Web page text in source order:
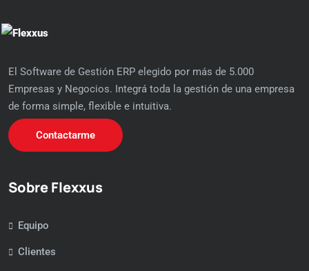
El Software de Gestión ERP elegido por más de 5.000
Empresas y Negocios. Integrá toda la gestión de una empresa
de forma simple, flexible e intuitiva.
Contactarme
Sobre Flexxus
Equipo
Clientes